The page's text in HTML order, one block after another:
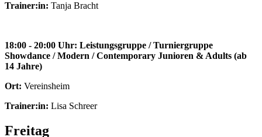
Trainer:in: Tanja Bracht
18:00 - 20:00 Uhr: Leistungsgruppe / Turniergruppe
Showdance / Modern / Contemporary Junioren & Adults (ab
14 Jahre)
Ort: Vereinsheim
Trainer:in: Lisa Schreer
Freitag